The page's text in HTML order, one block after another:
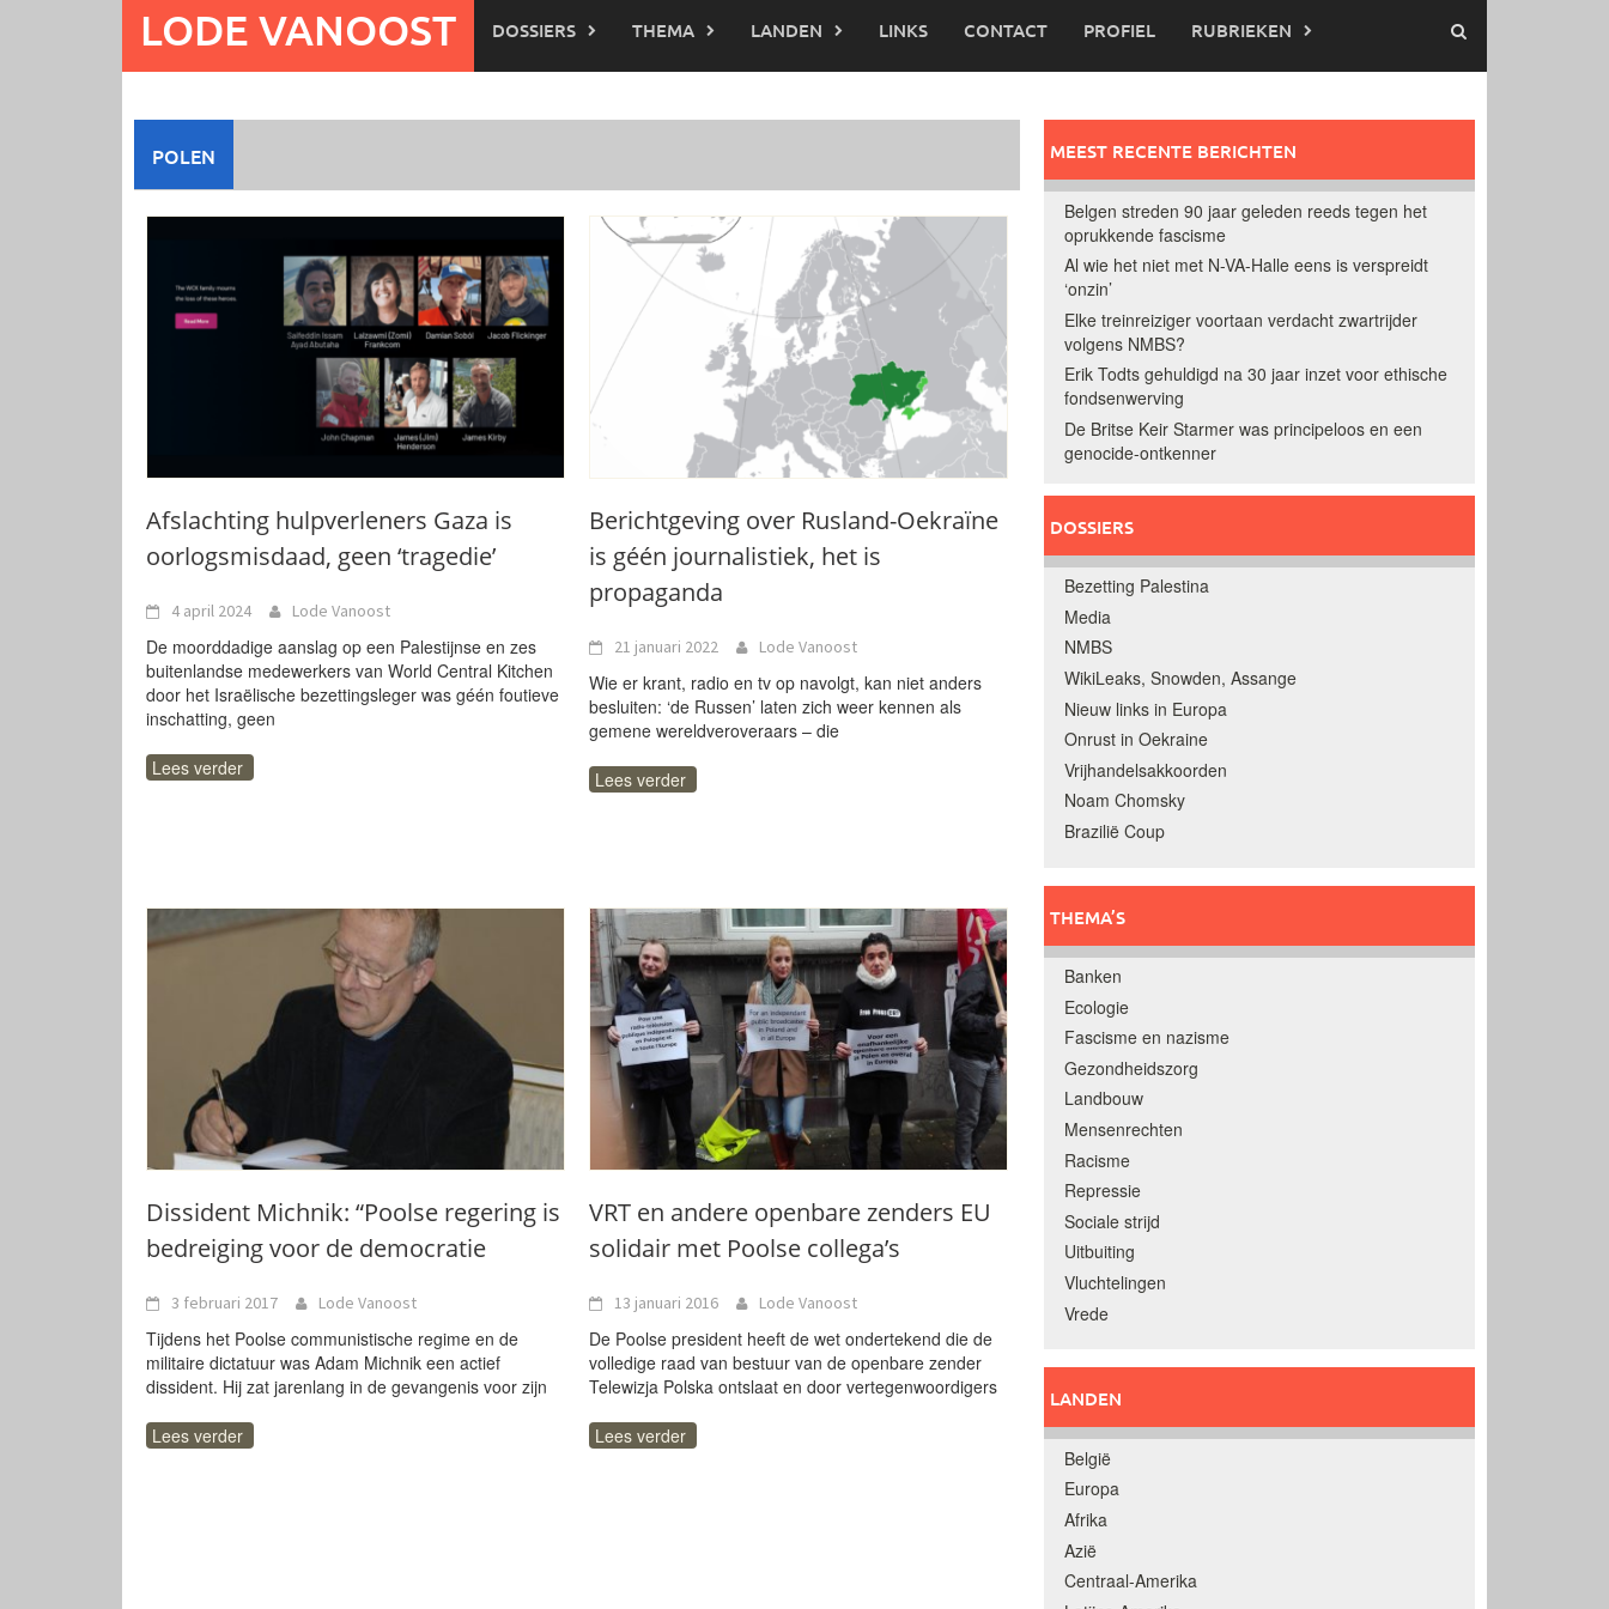
LODE VANOOST DOSSIERS THEMA LANDEN LINKS CONTACT PROFIEL RUBRIEKEN
POLEN
Afslachting hulpverleners Gaza is
oorlogsmisdaad, geen ‘tragedie’
4 april 2024 Lode Vanoost
De moorddadige aanslag op een Palestijnse en zes
buitenlandse medewerkers van World Central Kitchen
door het Israëlische bezettingsleger was géén foutieve
inschatting, geen
Lees verder
Berichtgeving over Rusland-Oekraïne
is géén journalistiek, het is
propaganda
21 januari 2022 Lode Vanoost
Wie er krant, radio en tv op navolgt, kan niet anders
besluiten: ‘de Russen’ laten zich weer kennen als
gemene wereldveroveraars – die
Lees verder
Dissident Michnik: “Poolse regering is
bedreiging voor de democratie
3 februari 2017 Lode Vanoost
Tijdens het Poolse communistische regime en de
militaire dictatuur was Adam Michnik een actief
dissident. Hij zat jarenlang in de gevangenis voor zijn
Lees verder
VRT en andere openbare zenders EU
solidair met Poolse collega’s
13 januari 2016 Lode Vanoost
De Poolse president heeft de wet ondertekend die de
volledige raad van bestuur van de openbare zender
Telewizja Polska ontslaat en door vertegenwoordigers
Lees verder
MEEST RECENTE BERICHTEN
Belgen streden 90 jaar geleden reeds tegen het
oprukkende fascisme
Al wie het niet met N-VA-Halle eens is verspreidt
‘onzin’
Elke treinreiziger voortaan verdacht zwartrijder
volgens NMBS?
Erik Todts gehuldigd na 30 jaar inzet voor ethische
fondsenwerving
De Britse Keir Starmer was principeloos en een
genocide-ontkenner
DOSSIERS
Bezetting Palestina
Media
NMBS
WikiLeaks, Snowden, Assange
Nieuw links in Europa
Onrust in Oekraine
Vrijhandelsakkoorden
Noam Chomsky
Brazilië Coup
THEMA’S
Banken
Ecologie
Fascisme en nazisme
Gezondheidszorg
Landbouw
Mensenrechten
Racisme
Repressie
Sociale strijd
Uitbuiting
Vluchtelingen
Vrede
LANDEN
België
Europa
Afrika
Azië
Centraal-Amerika